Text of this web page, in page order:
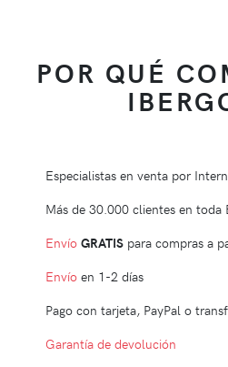
POR QUÉ
Especialistas en venta por
Más de 30.000 clientes en toda
Envío GRATISpara compras a
Envíoen 1-2 días
Pago con tarjeta, PayPal o
Garantía de devolución